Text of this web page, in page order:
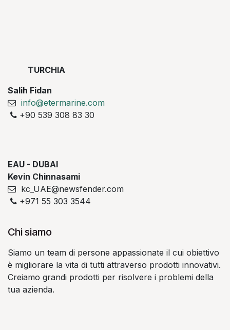
TURCHIA
Salih Fidan
info@etermarine.com
+90 539 308 83 30
EAU - DUBAI
Kevin Chinnasami
kc_UAE@newsfender.com
+971 55 303 3544
Chi siamo
Siamo un team di persone appassionate il cui obiettivo
è migliorare la vita di tutti attraverso prodotti innovativi.
Creiamo grandi prodotti per risolvere i problemi della
tua azienda.